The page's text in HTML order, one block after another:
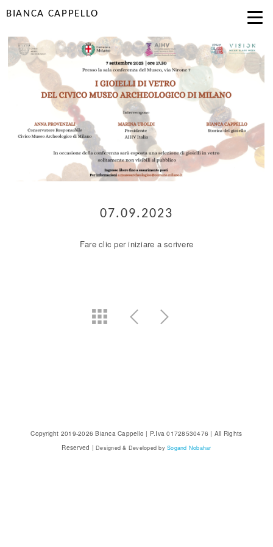
BIANCA CAPPELLO
07.09.2023
Fare clic per iniziare a scrivere
Copyright 2019-2026 Bianca Cappello | P.Iva 01728530476 | All Rights
Reserved |Designed & Developed bySogand Nobahar